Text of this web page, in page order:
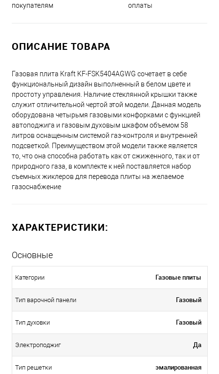
покупателям
оплаты
ОПИСАНИЕ ТОВАРА
Газовая плита Kraft KF-FSK5404AGWG сочетает в себе
функциональный дизайн выполненный в белом цвете и
простоту управления. Наличие стеклянной крышки также
служит отличительной чертой этой модели. Данная модель
оборудована четырьмя газовыми конфорками с функцией
автоподжига и газовым духовым шкафом объемом 58
литров оснащенным системой газ-контроля и внутренней
подсветкой. Преимуществом этой модели также является
то, что она способна работать как от сжиженного, так и от
природного газа, в комплекте к ней поставляется набор
съемных жиклеров для перевода плиты на желаемое
газоснабжение
ХАРАКТЕРИСТИКИ:
Основные
Категории Газовые плиты
Тип варочной панели Газовый
Тип духовки Газовый
Электроподжиг Да
Тип решетки эмалированная